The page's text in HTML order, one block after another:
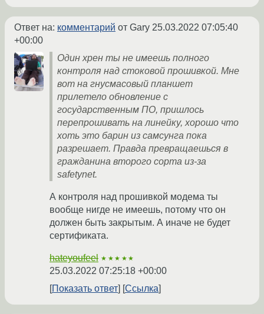
Ответ на: комментарий от Gary 25.03.2022 07:05:40
+00:00
Один хрен ты не имеешь полного
контроля над стоковой прошивкой. Мне
вот на гнусмасовый планшет
прилетело обновление с
государственным ПО, пришлось
перепрошивать на линейку, хорошо что
хоть это барин из самсунга пока
разрешает. Правда превращаешься в
гражданина второго сорта из-за
safetynet.
А контроля над прошивкой модема ты
вообще нигде не имеешь, потому что он
должен быть закрытым. А иначе не будет
сертификата.
hateyoufeel ★★★★★
25.03.2022 07:25:18 +00:00
Показать ответ
Ссылка